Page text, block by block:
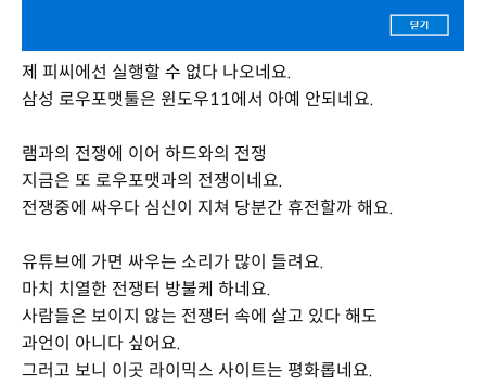
제 피씨에선 실행할 수 없다 나오네요.
삼성 로우포맷툴은 윈도우11에서 아예 안되네요.
램과의 전쟁에 이어 하드와의 전쟁
지금은 또 로우포맷과의 전쟁이네요.
전쟁중에 싸우다 심신이 지쳐 당분간 휴전할까 해요.
유튜브에 가면 싸우는 소리가 많이 들려요.
마치 치열한 전쟁터 방불케 하네요.
사람들은 보이지 않는 전쟁터 속에 살고 있다 해도
과언이 아니다 싶어요.
그러고 보니 이곳 라이믹스 사이트는 평화롭네요.